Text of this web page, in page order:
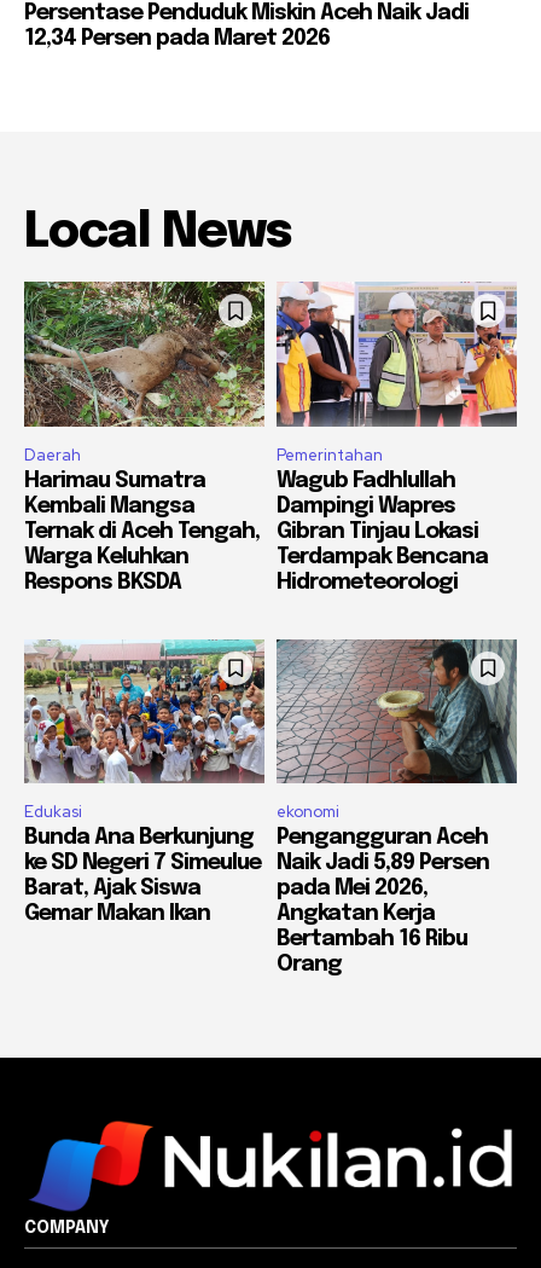
Persentase Penduduk Miskin Aceh Naik Jadi
12,34 Persen pada Maret 2026
Local News
Daerah
Harimau Sumatra
Kembali Mangsa
Ternak di Aceh Tengah,
Warga Keluhkan
Respons BKSDA
Pemerintahan
Wagub Fadhlullah
Dampingi Wapres
Gibran Tinjau Lokasi
Terdampak Bencana
Hidrometeorologi
Edukasi
Bunda Ana Berkunjung
ke SD Negeri 7 Simeulue
Barat, Ajak Siswa
Gemar Makan Ikan
ekonomi
Pengangguran Aceh
Naik Jadi 5,89 Persen
pada Mei 2026,
Angkatan Kerja
Bertambah 16 Ribu
Orang
COMPANY